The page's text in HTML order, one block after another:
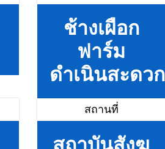
ช้างเผือก
ฟาร์ม
ดำเนินสะดวก
สถานที่